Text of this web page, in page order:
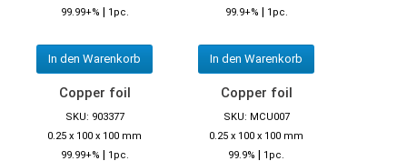
99.99+% | 1pc.
In den Warenkorb
99.9+% | 1pc.
In den Warenkorb
Copper foil
SKU: 903377
0.25 x 100 x 100 mm
99.99+% | 1pc.
Copper foil
SKU: MCU007
0.25 x 100 x 100 mm
99.9% | 1pc.